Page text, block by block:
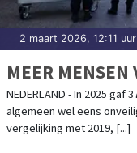
2 maart 2026, 12:11 uur
MEER
NEDERLAND - In 2025 gaf
algemeen wel eens
vergelijking met 2019, [...]